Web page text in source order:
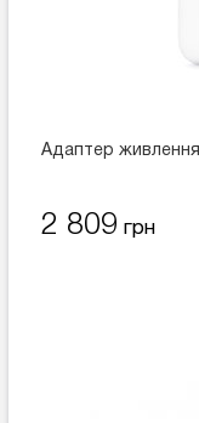
Адаптер
2 809 грн